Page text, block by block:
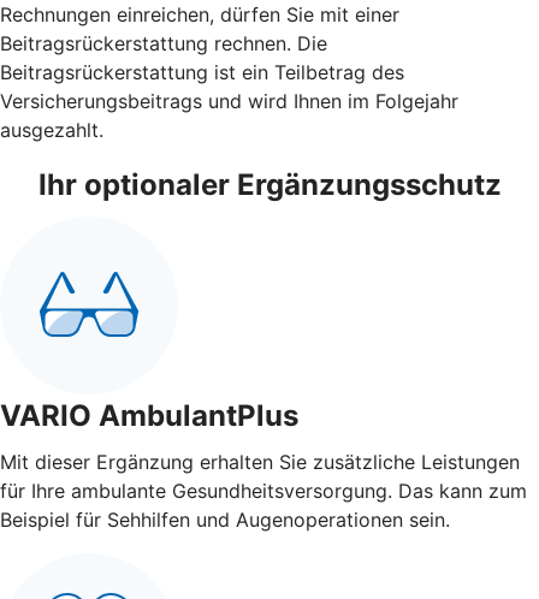
Rechnungen einreichen, dürfen Sie mit einer
Beitragsrückerstattung rechnen. Die
Beitragsrückerstattung ist ein Teilbetrag des
Versicherungsbeitrags und wird Ihnen im Folgejahr
ausgezahlt.
Ihr optionaler Ergänzungsschutz
VARIO AmbulantPlus
Mit dieser Ergänzung erhalten Sie zusätzliche Leistungen
für Ihre ambulante Gesundheitsversorgung. Das kann zum
Beispiel für Sehhilfen und Augenoperationen sein.